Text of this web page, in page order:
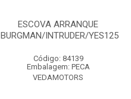
ESCOVA ARRANQUE
BURGMAN/INTRUDER/YES125
Código: 84139
Embalagem: PECA
VEDAMOTORS